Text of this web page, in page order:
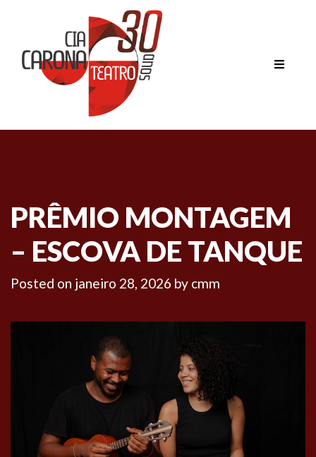
PRÊMIO MONTAGEM
– ESCOVA DE TANQUE
Posted on janeiro 28, 2026 by cmm